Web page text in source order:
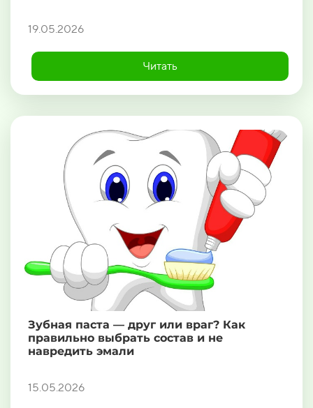
19.05.2026
Читать
Зубная паста — друг или враг? Как
правильно выбрать состав и не
навредить эмали
15.05.2026